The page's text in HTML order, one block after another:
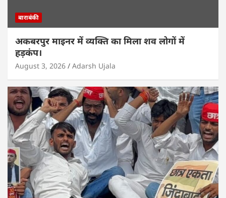
बाराबंकी
अकबरपुर माइनर में व्यक्ति का मिला शव लोगों में
हड़कंप।
August 3, 2026 Adarsh Ujala